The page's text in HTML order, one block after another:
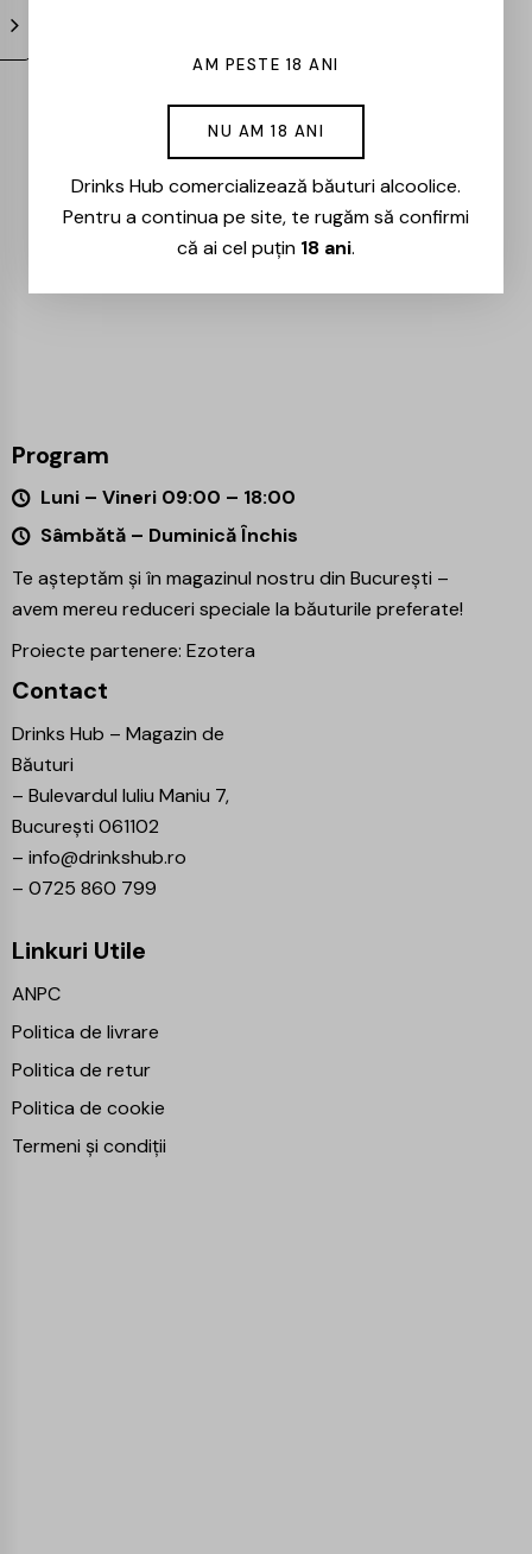
Panciu – Domeniile
Panciu – Spumant-
Alb Dulce – 0.75l
34,00lei
Program
Luni – Vineri 09:00 – 18:00
Sâmbătă – Duminică Închis
Te așteptăm și în magazinul nostru din București –
avem mereu reduceri speciale la băuturile preferate!
Proiecte partenere: Ezotera
Contact
Drinks Hub – Magazin de
Băuturi
– Bulevardul Iuliu Maniu 7,
București 061102
– info@drinkshub.ro
– 0725 860 799
Linkuri Utile
ANPC
Politica de livrare
Politica de retur
Politica de cookie
Termeni și condiții
AM PESTE 18 ANI
NU AM 18 ANI
Drinks Hub comercializează băuturi alcoolice.
Pentru a continua pe site, te rugăm să confirmi
că ai cel puțin 18 ani.